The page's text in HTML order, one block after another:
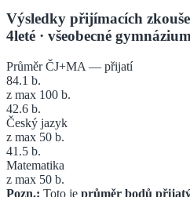
Výsledky přijímacích
4leté · všeobecné gymnázium
Průměr ČJ+MA — přijatí
84.1 b.
z max 100 b.
42.6 b.
Český jazyk
z max 50 b.
41.5 b.
Matematika
z max 50 b.
Pozn.: Toto je průměr bodů